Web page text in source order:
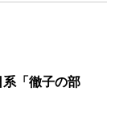
「徹子の部